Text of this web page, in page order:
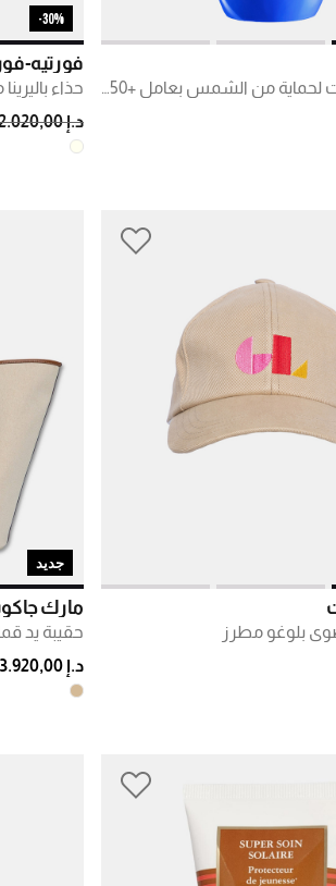
كريم بلو إكسبرت لحماية من الشمس بعامل +SPF50
30%-
فورتيه-
حذاء
FROM
د.إ 2.020,00
بلوغو مطرز
جديد
مارك
حقيبة يد
د.إ 3.920,00